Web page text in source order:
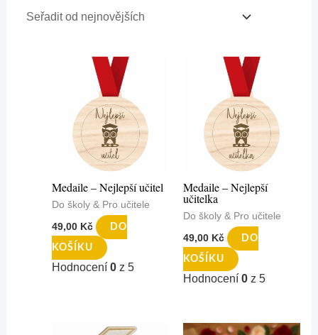
Medaile – Nejlepší učitel
Do školy & Pro učitele
49,00 Kč DO
KOŠÍKU
Hodnocení 0z 5
Medaile – Nejlepší
učitelka
Do školy & Pro učitele
49,00 Kč DO
KOŠÍKU
Hodnocení 0 z 5